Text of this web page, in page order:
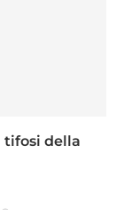
tifosi della